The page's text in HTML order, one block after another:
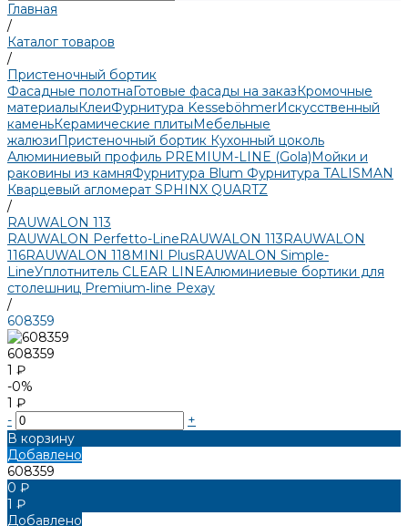
Главная
/
Каталог товаров
/
Пристеночный бортик
Фасадные полотнаГотовые фасады на заказКромочные
материалыКлеиФурнитура KesseböhmerИскусственный
каменьКерамические плитыМебельные
жалюзиПристеночный бортик Кухонный цоколь
Алюминиевый профиль PREMIUM-LINE (Gola)Мойки и
раковины из камняФурнитура Blum Фурнитура TALISMAN
Кварцевый агломерат SPHINX QUARTZ
/
RAUWALON 113
RAUWALON Perfetto-LineRAUWALON 113RAUWALON
116RAUWALON 118MINI PlusRAUWALON Simple-
LineУплотнитель CLEAR LINEАлюминиевые бортики для
столешниц Premium‑line Рехау
/
608359
608359
1 ₽
-0%
1 ₽
-
+
В корзину
Добавлено
608359
0 ₽
1 ₽
Добавлено